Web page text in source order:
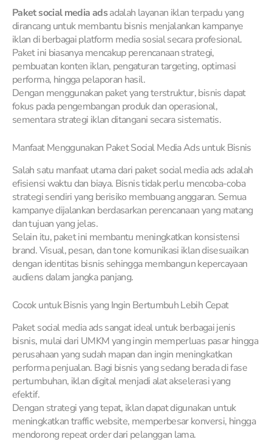
Paket social media adsadalah layanan iklan terpadu yang
dirancang untuk membantu bisnis menjalankan kampanye
iklan di berbagai platform media sosial secara profesional.
Paket ini biasanya mencakup perencanaan strategi,
pembuatan konten iklan, pengaturan targeting, optimasi
performa, hingga pelaporan hasil.
Dengan menggunakan paket yang terstruktur, bisnis dapat
fokus pada pengembangan produk dan operasional,
sementara strategi iklan ditangani secara sistematis.
Manfaat Menggunakan Paket Social Media Ads untuk Bisnis
Salah satu manfaat utama dari paket social media ads adalah
efisiensi waktu dan biaya. Bisnis tidak perlu mencoba-coba
strategi sendiri yang berisiko membuang anggaran. Semua
kampanye dijalankan berdasarkan perencanaan yang matang
dan tujuan yang jelas.
Selain itu, paket ini membantu meningkatkan konsistensi
brand. Visual, pesan, dan tone komunikasi iklan disesuaikan
dengan identitas bisnis sehingga membangun kepercayaan
audiens dalam jangka panjang.
Cocok untuk Bisnis yang Ingin Bertumbuh Lebih Cepat
Paket social media ads sangat ideal untuk berbagai jenis
bisnis, mulai dari UMKM yang ingin memperluas pasar hingga
perusahaan yang sudah mapan dan ingin meningkatkan
performa penjualan. Bagi bisnis yang sedang berada di fase
pertumbuhan, iklan digital menjadi alat akselerasi yang
efektif.
Dengan strategi yang tepat, iklan dapat digunakan untuk
meningkatkan traffic website, memperbesar konversi, hingga
mendorong repeat order dari pelanggan lama.